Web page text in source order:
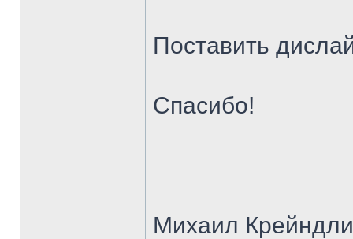
Поставить
Спасибо!
Михаил